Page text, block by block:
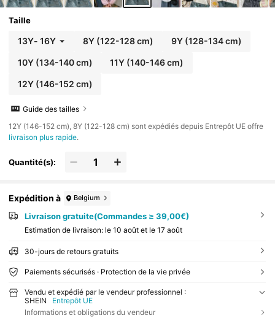
Taille
13Y- 16Y 8Y (122-128 cm) 9Y (128-134 cm)
10Y(134-140 cm) 11Y (140-146 cm)
12Y(146-152 cm)
Guide des tailles
​12Y (146-152 cm), 8Y (122-128 cm) sont expédiés depuis Entrepôt UE offre
livraison plus rapide.
Quantité(s):
Expédition à Belgium
Livraison gratuite(Commandes ≥ 39,00€)
Estimation de livraison: le 10 août et le 17 août
30-jours de retours gratuits
Paiements sécurisés · Protection de la vie privée
Vendu et expédié par le vendeur professionnel :
SHEIN
Entrepôt UE
Informations et obligations du vendeur